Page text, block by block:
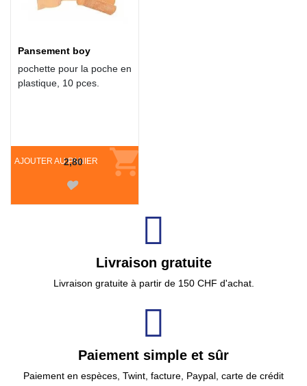
Pansement boy
pochette pour la poche en
plastique, 10 pces.
AJOUTER AU PANIER
2,80
Livraison gratuite
Livraison gratuite à partir de 150 CHF d'achat.
Paiement simple et sûr
Paiement en espèces, Twint, facture, Paypal, carte de crédit